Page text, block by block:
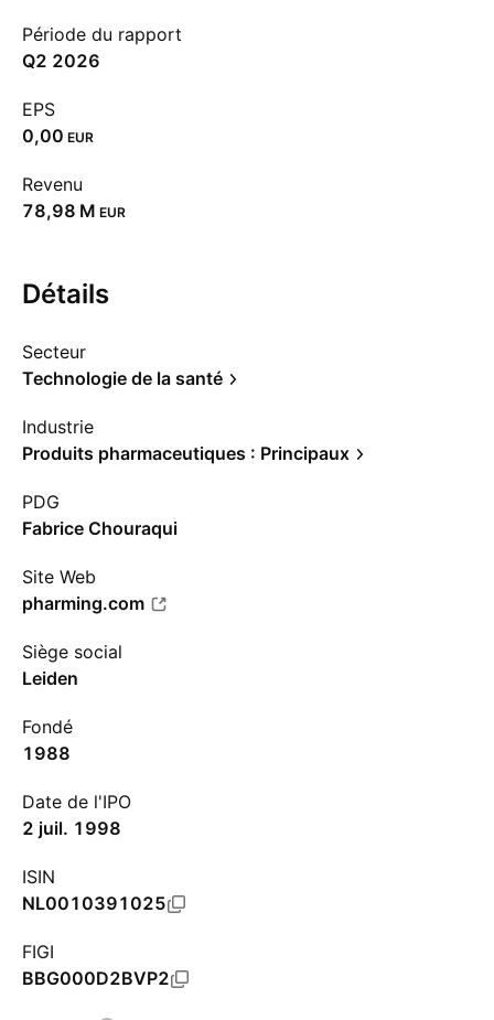
Période du rapport
Q2 2026
EPS
0,00 EUR
Revenu
‪78,98 M‬ EUR
Détails
Secteur
Technologie de la santé
Industrie
Produits pharmaceutiques : Principaux
PDG
Fabrice Chouraqui
Site Web
pharming.com
Siège social
Leiden
Fondé
1988
Date de l'IPO
2 juil. 1998
ISIN
NL0010391025
FIGI
BBG000D2BVP2